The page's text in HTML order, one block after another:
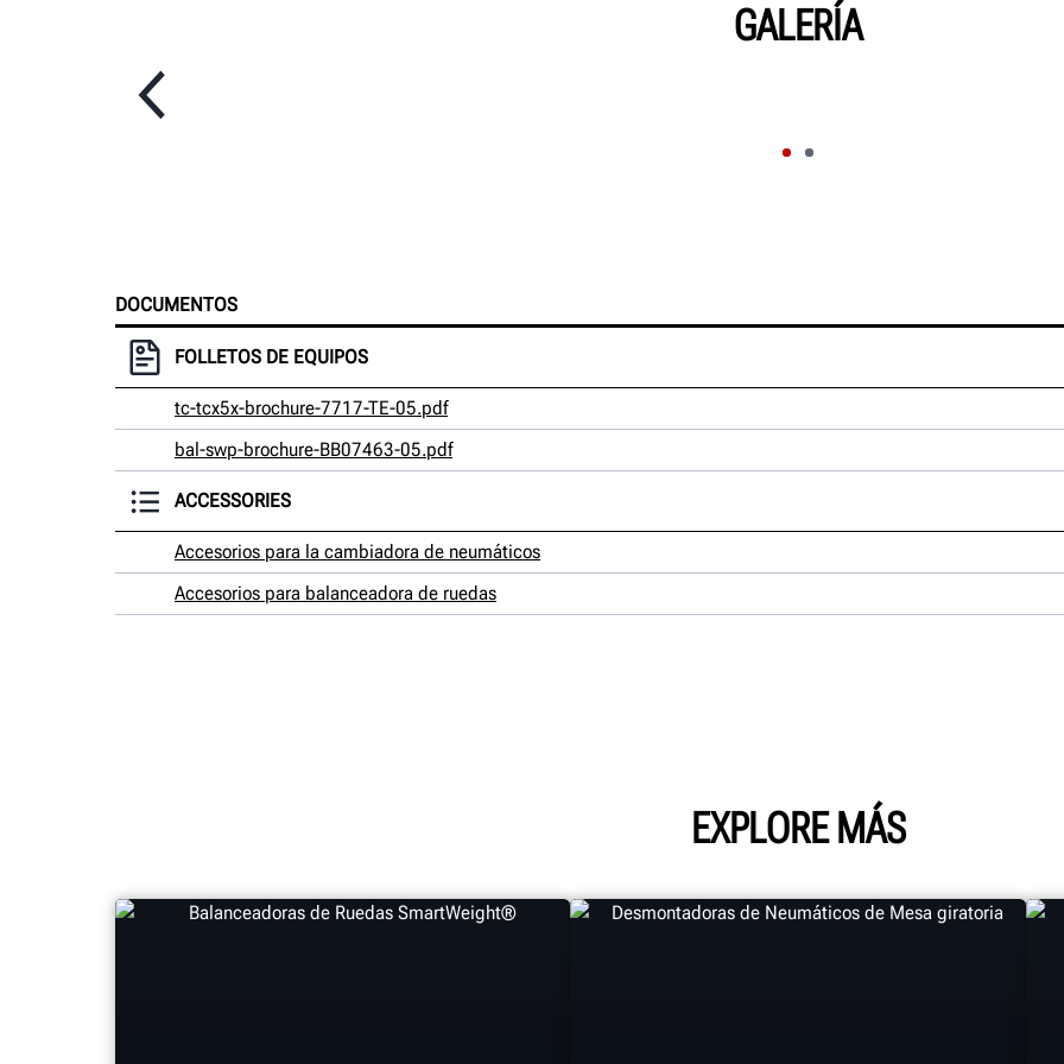
GALERÍA
DOCUMENTOS
FOLLETOS DE EQUIPOS
tc-tcx5x-brochure-7717-TE-05.pdf
bal-swp-brochure-BB07463-05.pdf
ACCESSORIES
Accesorios para la cambiadora de neumáticos
Accesorios para balanceadora de ruedas
EXPLORE MÁS